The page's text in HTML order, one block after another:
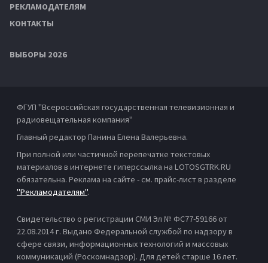
РЕКЛАМОДАТЕЛЯМ
КОНТАКТЫ
ВЫБОРЫ 2026
ФГУП "Всероссийская государственная телевизионная и
радиовещательная компания"
Главный редактор Панина Елена Валерьевна.
При полной или частичной перепечатке текстовых
материалов в интернете гиперссылка на LOTOSGTRK.RU
обязательна. Реклама на сайте - см. прайс-лист в разделе
"Рекламодателям".
Свидетельство о регистрации СМИ Эл № ФС77-59166 от
22.08.2014 г. Выдано Федеральной службой по надзору в
сфере связи, информационных технологий и массовых
коммуникаций (Роскомнадзор). Для детей старше 16 лет.